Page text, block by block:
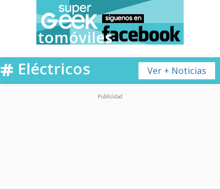
Ver + Noticias
Automóviles
Eléctricos